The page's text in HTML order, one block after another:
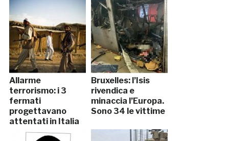
Allarme
terrorismo: i 3
fermati
progettavano
attentati in Italia
Bruxelles: l’Isis
rivendica e
minaccia l’Europa.
Sono 34 le vittime